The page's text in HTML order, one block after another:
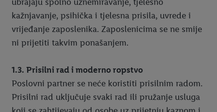
kažnjavanje, psihička i tjelesna prisila, uvrede i
vrijeđanje zaposlenika. Zaposlenicima se ne smije
ni prijetiti takvim ponašanjem.
1.3. Prisilni rad i moderno ropstvo
Poslovni partner se neće koristiti prisilnim radom.
Prisilni rad uključuje svaki rad ili pružanje usluga